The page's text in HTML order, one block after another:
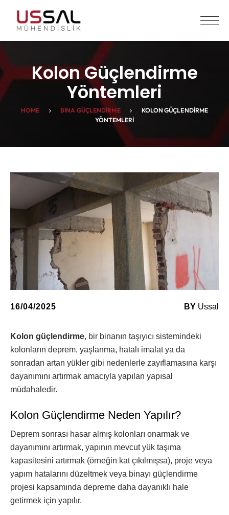
Kolon Güçlendirme
Yöntemleri
HOME BINA GÜÇLENDIRME
KOLON GÜÇLENDIRME
YÖNTEMLERI
16/04/2025 BY Ussal
Kolon güçlendirme, bir binanın taşıyıcı sistemindeki
kolonların deprem, yaşlanma, hatalı imalat ya da
sonradan artan yükler gibi nedenlerle zayıflamasına karşı
dayanımını artırmak amacıyla yapılan yapısal
müdahaledir.
Kolon Güçlendirme Neden Yapılır?
Deprem sonrası hasar almış kolonları onarmak ve
dayanımını artırmak, yapının mevcut yük taşıma
kapasitesini artırmak (örneğin kat çıkılmışsa), proje veya
yapım hatalarını düzeltmek veya binayı güçlendirme
projesi kapsamında depreme daha dayanıklı hale
getirmek için yapılır.